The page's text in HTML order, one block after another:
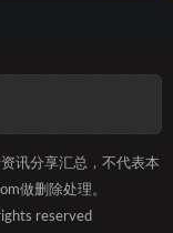
讯分享汇总，不代表本
做删除处理。
reserved